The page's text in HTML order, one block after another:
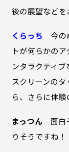
後の展望などを
くらっち 今の
トが何らかの
ンタラクティブ
スクリーンの
ら、さらに体験
まっつん 面白
りそうですね！